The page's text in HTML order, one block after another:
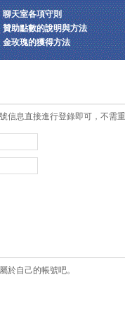
聊天室各項守則
贊助點數的說明與方法
金玫瑰的獲得方法
信息直接進行登錄即可，不需
於自己的帳號吧。